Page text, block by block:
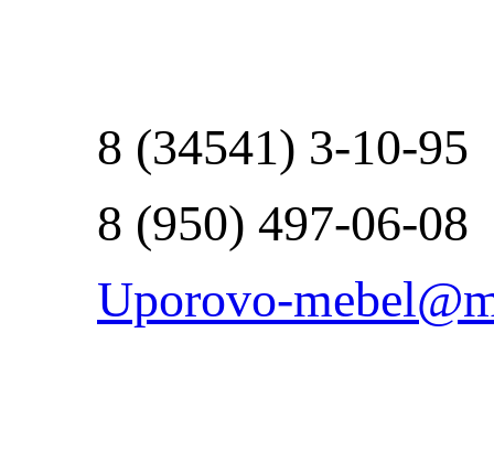
8 (34541) 3-10-95
8 (950) 497-06-08
Uporovo-